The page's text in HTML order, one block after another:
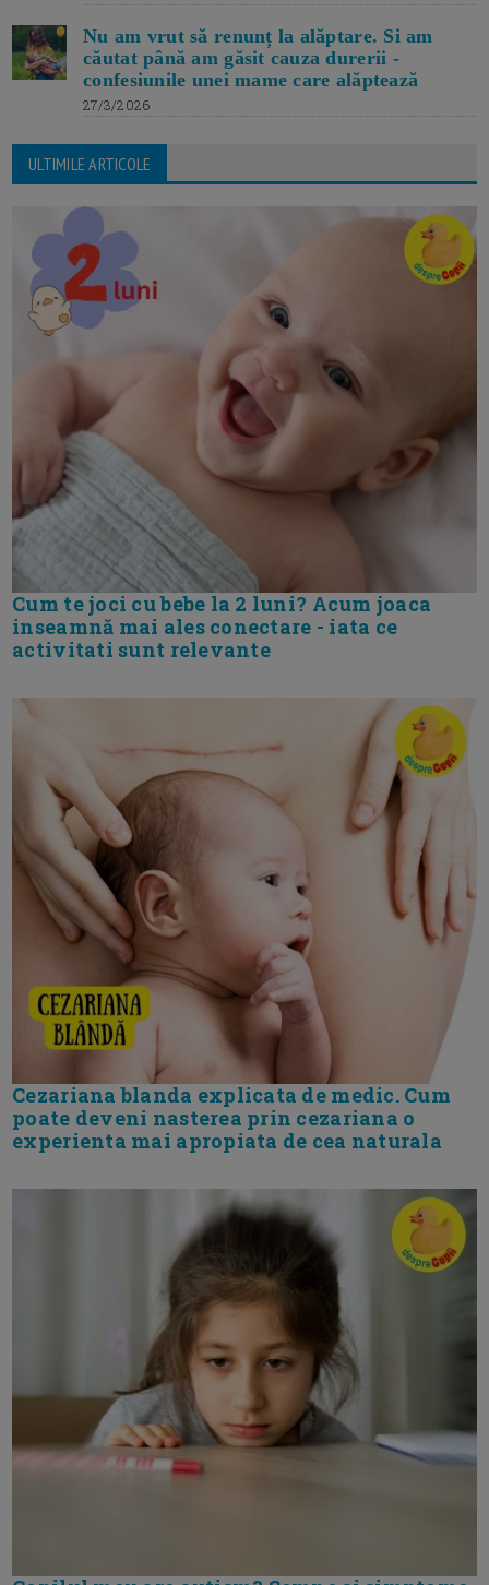
Nu am vrut să renunț la alăptare. Si am
căutat până am găsit cauza durerii -
confesiunile unei mame care alăptează
27/3/2026
ULTIMILE ARTICOLE
Cum te joci cu bebe la 2 luni? Acum joaca
inseamnă mai ales conectare - iata ce
activitati sunt relevante
Cezariana blanda explicata de medic. Cum
poate deveni nasterea prin cezariana o
experienta mai apropiata de cea naturala